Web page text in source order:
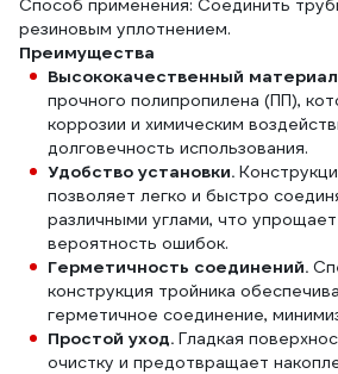
Способ применения: Соединить
резиновым уплотнением.
Преимущества
Высококачественный
прочного полипропилена (ПП),
коррозии и химическим
долговечность использования.
Удобство установки.
позволяет легко и быстро
различными углами, что
вероятность ошибок.
Герметичность соединений.
конструкция тройника
герметичное соединение,
Простой уход. Гладкая
очистку и предотвращает